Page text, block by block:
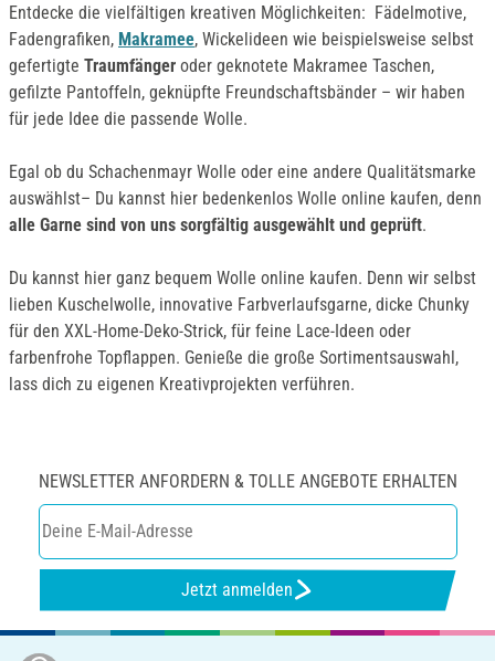
Entdecke die vielfältigen kreativen Möglichkeiten: Fädelmotive,
Fadengrafiken, Makramee, Wickelideen wie beispielsweise selbst
gefertigte Traumfänger oder geknotete Makramee Taschen,
gefilzte Pantoffeln, geknüpfte Freundschaftsbänder – wir haben
für jede Idee die passende Wolle.
Egal ob du Schachenmayr Wolle oder eine andere Qualitätsmarke
auswählst– Du kannst hier bedenkenlos Wolle online kaufen, denn
alle Garne sind von uns sorgfältig ausgewählt und geprüft.
Du kannst hier ganz bequem Wolle online kaufen. Denn wir selbst
lieben Kuschelwolle, innovative Farbverlaufsgarne, dicke Chunky
für den XXL-Home-Deko-Strick, für feine Lace-Ideen oder
farbenfrohe Topflappen. Genieße die große Sortimentsauswahl,
lass dich zu eigenen Kreativprojekten verführen.
NEWSLETTER ANFORDERN & TOLLE ANGEBOTE ERHALTEN
Jetzt anmelden